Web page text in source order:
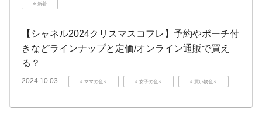
⭐️ 新着
【シャネル2024クリスマスコフレ】予約やポーチ付
きなどラインナップと定価/オンライン通販で買え
る？
2024.10.03 ⭐️ ママの色々 ⭐️ 女子の色々 ⭐️ 買い物色々